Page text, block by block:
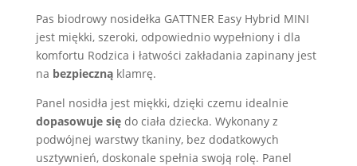
Pas biodrowy nosidełka GATTNER Easy Hybrid MINI
jest miękki, szeroki, odpowiednio wypełniony i dla
komfortu Rodzica i łatwości zakładania zapinany jest
na bezpiecznąklamrę.
Panel nosidła jest miękki, dzięki czemu idealnie
dopasowuje siędo ciała dziecka. Wykonany z
podwójnej warstwy tkaniny, bez dodatkowych
usztywnień, doskonale spełnia swoją rolę. Panel